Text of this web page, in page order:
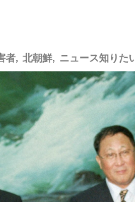
者, 北朝鮮, ニュース知りた